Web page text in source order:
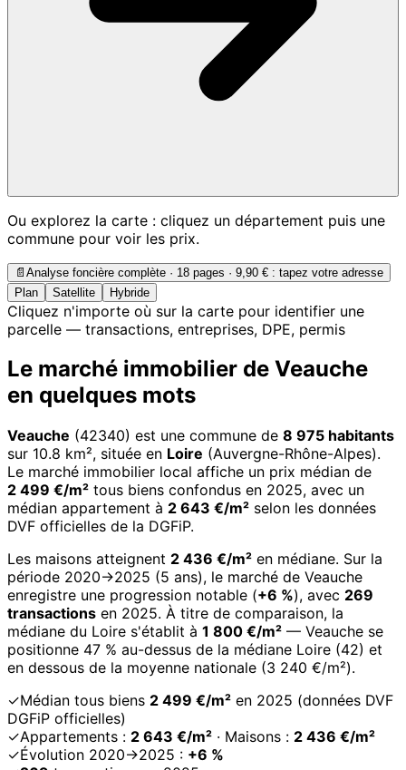
Ou explorez la carte : cliquez un département puis une
commune pour voir les prix.
📄 Analyse foncière complète · 18 pages · 9,90 € : tapez votre adresse
Plan
Satellite Hybride
Cliquez n'importe où sur la carte pour identifier une
parcelle — transactions, entreprises, DPE, permis
Le marché immobilier de Veauche
en quelques mots
Veauche (42340) est une commune de 8 975 habitants
sur 10.8 km², située en Loire (Auvergne-Rhône-Alpes).
Le marché immobilier local affiche un prix médian de
2 499 €/m² tous biens confondus en 2025, avec un
médian appartement à 2 643 €/m² selon les données
DVF officielles de la DGFiP.
Les maisons atteignent 2 436 €/m² en médiane. Sur la
période 2020→2025 (5 ans), le marché de Veauche
enregistre une progression notable (+6 %), avec 269
transactions en 2025. À titre de comparaison, la
médiane du Loire s'établit à 1 800 €/m² — Veauche se
positionne 47 % au-dessus de la médiane Loire (42) et
en dessous de la moyenne nationale (3 240 €/m²).
✓Médian tous biens 2 499 €/m² en 2025 (données DVF
DGFiP officielles)
✓Appartements : 2 643 €/m² · Maisons : 2 436 €/m²
✓Évolution 2020→2025 : +6 %